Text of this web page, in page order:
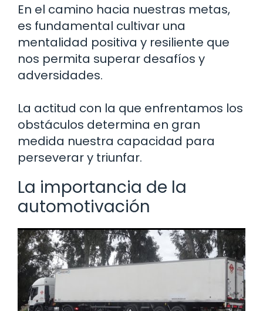
En el camino hacia nuestras metas,
es fundamental cultivar una
mentalidad positiva y resiliente que
nos permita superar desafíos y
adversidades.
La actitud con la que enfrentamos los
obstáculos determina en gran
medida nuestra capacidad para
perseverar y triunfar.
La importancia de la
automotivación